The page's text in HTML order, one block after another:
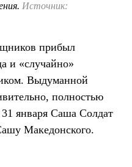
Источник:
прибыл
и «случайно»
Выдуманной
полностью
января Саша Солдат
Македонского.